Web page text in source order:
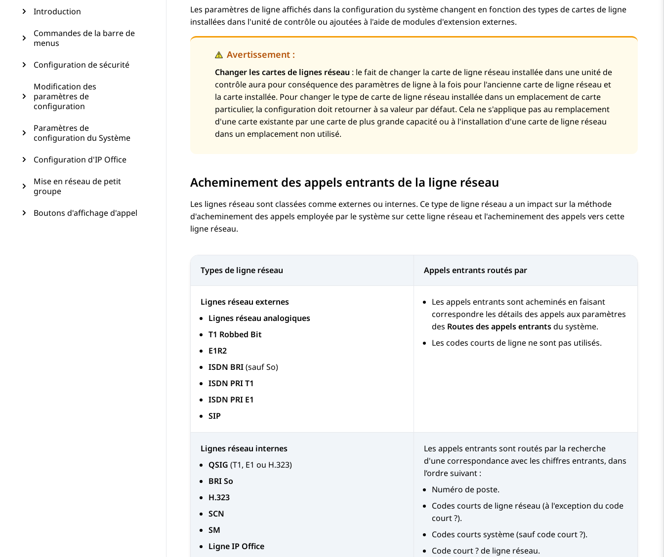
Introduction
Commandes de la barre de
menus
Configuration de sécurité
Modification des
paramètres de
configuration
Paramètres de
configuration du Système
Configuration d'IP Office
Mise en réseau de petit
groupe
Boutons d'affichage d'appel
Les paramètres de ligne affichés dans la configuration du système changent en fonction des types de cartes de ligne
installées dans l'unité de contrôle ou ajoutées à l'aide de modules d'extension externes.
Avertissement :
Changer les cartes de lignes réseau : le fait de changer la carte de ligne réseau installée dans une unité de
contrôle aura pour conséquence des paramètres de ligne à la fois pour l'ancienne carte de ligne réseau et
la carte installée. Pour changer le type de carte de ligne réseau installée dans un emplacement de carte
particulier, la configuration doit retourner à sa valeur par défaut. Cela ne s'applique pas au remplacement
d'une carte existante par une carte de plus grande capacité ou à l'installation d'une carte de ligne réseau
dans un emplacement non utilisé.
Acheminement des appels entrants de la ligne réseau
Les lignes réseau sont classées comme externes ou internes. Ce type de ligne réseau a un impact sur la méthode
d'acheminement des appels employée par le système sur cette ligne réseau et l'acheminement des appels vers cette
ligne réseau.
Types de ligne réseau Appels entrants routés par
Lignes réseau externes
Lignes réseau analogiques
T1 Robbed Bit
E1R2
ISDN BRI(sauf So)
ISDN PRI T1
ISDN PRI E1
SIP
Les appels entrants sont acheminés en faisant
correspondre les détails des appels aux paramètres
des Routes des appels entrantsdu système.
Les codes courts de ligne ne sont pas utilisés.
Lignes réseau internes
QSIG (T1, E1 ou H.323)
BRI So
H.323
SCN
SM
Ligne IP Office
Les appels entrants sont routés par la recherche
d'une correspondance avec les chiffres entrants, dans
l’ordre suivant :
Numéro de poste.
Codes courts de ligne réseau (à l'exception du code
court ?).
Codes courts système (sauf code court ?).
Code court ? de ligne réseau.